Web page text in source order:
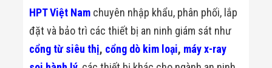
Vết Nứt Sản
Phẩm
Máy Kiểm Tra
Tử
Súng Bắn
HPT Việt Nam chuyên nhập khẩu, phân phối, lắp
đặt và bảo trì các thiết bị an ninh giám sát như
cổng từ siêu thị, cổng dò kim loại, máy x-ray